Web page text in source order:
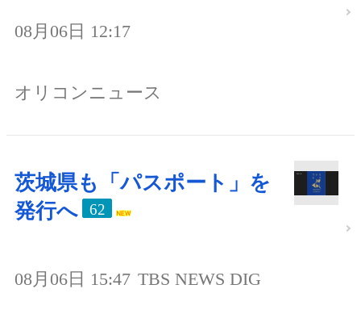
08月06日 12:17
オリコンニュース
茨城県も「パスポート」を
発行へ
62
08月06日 15:47 TBS NEWS DIG